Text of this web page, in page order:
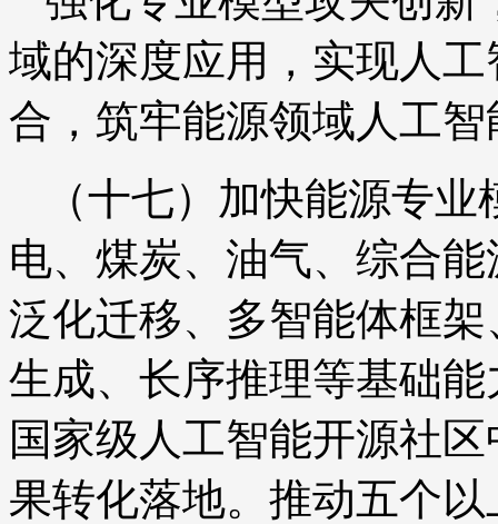
域的深度应用，实现人
合，筑牢能源领域人工
（十七）加快能源专
电、煤炭、油气、综合
泛化迁移、多智能体框
生成、长序推理等基础
国家级人工智能开源社
果转化落地。推动五个